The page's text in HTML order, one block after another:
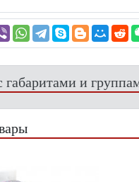
габаритами и